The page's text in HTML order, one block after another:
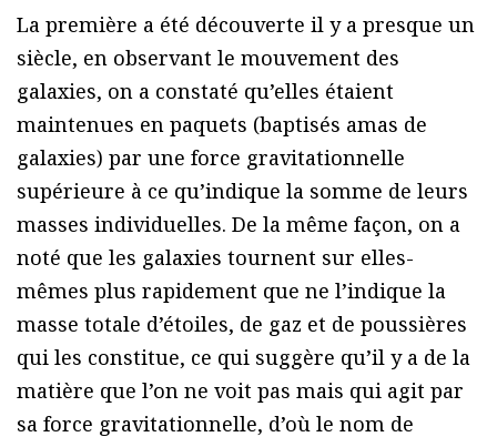
La première a été découverte il y a presque un
siècle, en observant le mouvement des
galaxies, on a constaté qu’elles étaient
maintenues en paquets (baptisés amas de
galaxies) par une force gravitationnelle
supérieure à ce qu’indique la somme de leurs
masses individuelles. De la même façon, on a
noté que les galaxies tournent sur elles-
mêmes plus rapidement que ne l’indique la
masse totale d’étoiles, de gaz et de poussières
qui les constitue, ce qui suggère qu’il y a de la
matière que l’on ne voit pas mais qui agit par
sa force gravitationnelle, d’où le nom de